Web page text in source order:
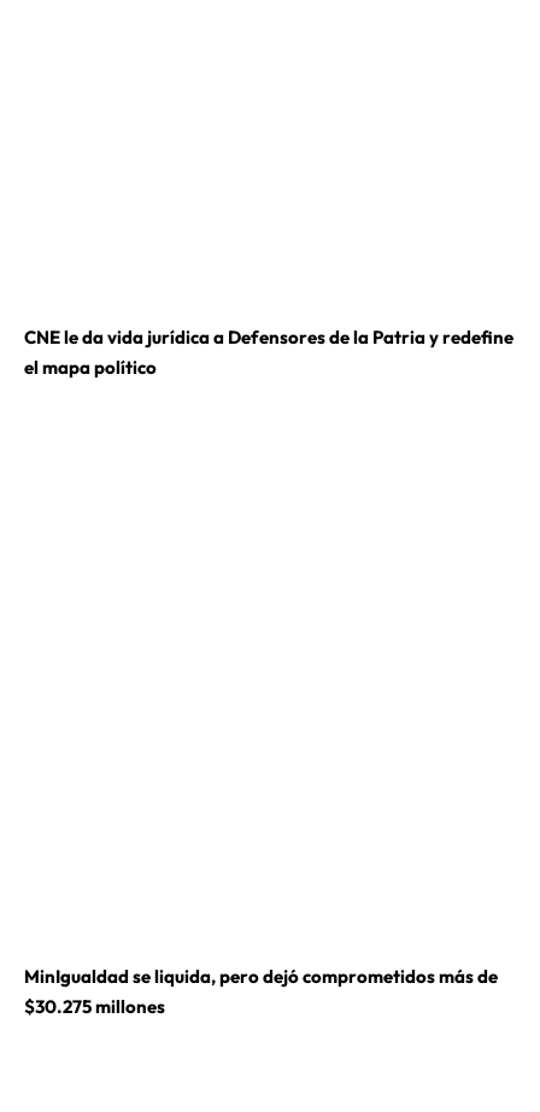
CNE le da vida jurídica a Defensores de la Patria y redefine
el mapa político
MinIgualdad se liquida, pero dejó comprometidos más de
$30.275 millones